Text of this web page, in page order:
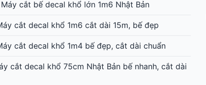
cắt bế decal khổ lớn 1m6 Nhật Bản
cắt decal khổ 1m6 cắt dài 15m, bế đẹp
cắt decal khổ 1m4 bế đẹp, cắt dài chuẩn
cắt decal khổ 75cm Nhật Bản bế nhanh, cắt dài